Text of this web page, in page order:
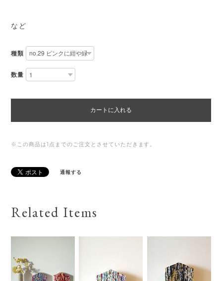
など
種類
数量
カートに入れる
※この商品は1点までのご注文とさせていただきます。
通報する
Related Items